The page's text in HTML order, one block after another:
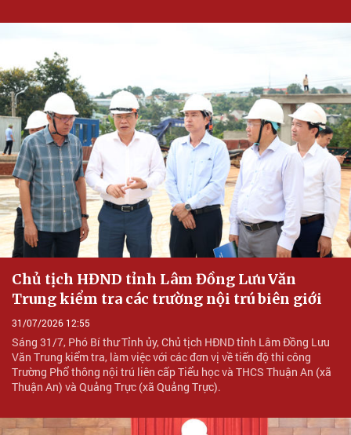
Chủ tịch HĐND tỉnh Lâm Đồng Lưu Văn
Trung kiểm tra các trường nội trú biên giới
31/07/2026 12:55
Sáng 31/7, Phó Bí thư Tỉnh ủy, Chủ tịch HĐND tỉnh Lâm Đồng Lưu
Văn Trung kiểm tra, làm việc với các đơn vị về tiến độ thi công
Trường Phổ thông nội trú liên cấp Tiểu học và THCS Thuận An (xã
Thuận An) và Quảng Trực (xã Quảng Trực).